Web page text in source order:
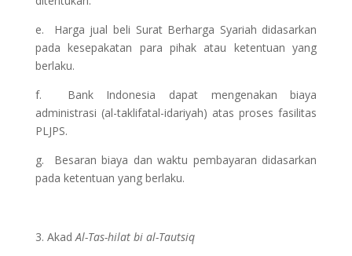
e. Harga jual beli Surat Berharga Syariah didasarkan
pada kesepakatan para pihak atau ketentuan yang
berlaku.
f. Bank Indonesia dapat mengenakan biaya
administrasi (al-taklifatal-idariyah) atas proses fasilitas
PLJPS.
g. Besaran biaya dan waktu pembayaran didasarkan
pada ketentuan yang berlaku.
AkadAl-Tas-hilat bi al-Tautsiq